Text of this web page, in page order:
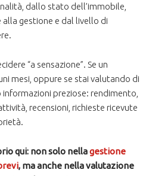
dallo stato dell’immobile,
gestione e dal livello di
“a sensazione”. Se un
mesi, oppure se stai valutando di
preziose: rendimento,
recensioni, richieste ricevute
qui: non solo nellagestione
, ma anche nella valutazione